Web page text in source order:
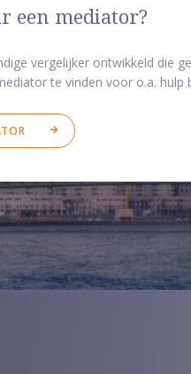
een mediator?
vergelijker ontwikkeld die
te vinden voor o.a. hulp